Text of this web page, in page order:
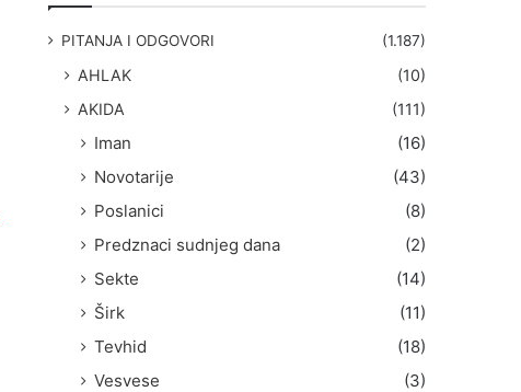
PITANJA I ODGOVORI (1.187)
AHLAK
(10)
AKIDA
(111)
Iman
(16)
Novotarije
(43)
Poslanici
(8)
Predznaci sudnjeg dana
(2)
Sekte
(14)
Širk
(11)
Tevhid
(18)
Vesvese
(3)